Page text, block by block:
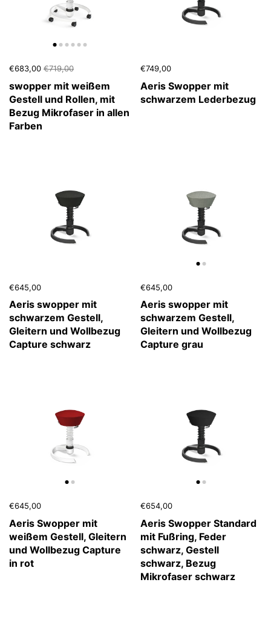
€683,00 €719,00
swopper mit weißem
Gestell und Rollen, mit
Bezug Mikrofaser in allen
Farben
€749,00
Aeris Swopper mit
schwarzem Lederbezug
€645,00
Aeris swopper mit
schwarzem Gestell,
Gleitern und Wollbezug
Capture schwarz
€645,00
Aeris swopper mit
schwarzem Gestell,
Gleitern und Wollbezug
Capture grau
€645,00
Aeris Swopper mit
weißem Gestell, Gleitern
und Wollbezug Capture
in rot
€654,00
Aeris Swopper Standard
mit Fußring, Feder
schwarz, Gestell
schwarz, Bezug
Mikrofaser schwarz